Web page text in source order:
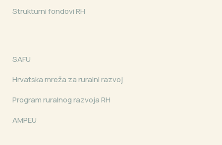
Strukturni fondovi RH
SAFU
Hrvatska mreža za ruralni razvoj
Program ruralnog razvoja RH
AMPEU